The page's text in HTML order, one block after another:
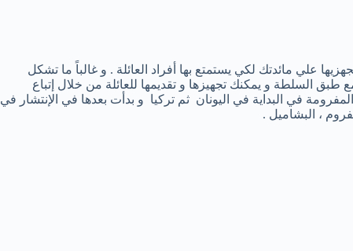
علي مائدتك لكي يستمتع بها أفراد العائلة . و غالباً ما تشكل
السلطة و يمكنك تجهيزها و تقديمها للعائلة من خلال إتباع
في البداية في اليونان ثم تركيا و بدأت بعدها في الإنتشار في
، البشاميل .